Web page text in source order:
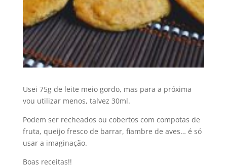
Usei 75g de leite meio gordo, mas para a próxima
vou utilizar menos, talvez 30ml.
Podem ser recheados ou cobertos com compotas de
fruta, queijo fresco de barrar, fiambre de aves… é só
usar a imaginação.
Boas receitas!!